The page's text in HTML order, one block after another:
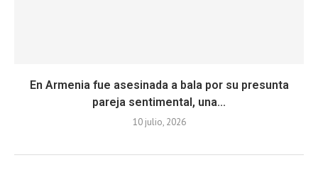
En Armenia fue asesinada a bala por su presunta
pareja sentimental, una...
10 julio, 2026